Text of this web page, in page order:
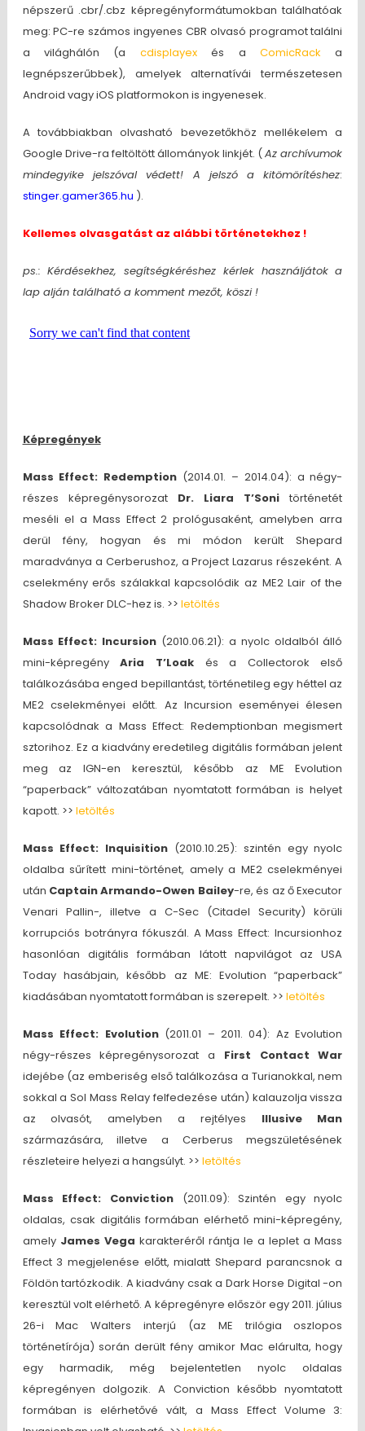
népszerű .cbr/.cbz képregényformátumokban találhatóak
meg: PC-re számos ingyenes CBR olvasó programot találni
a világhálón (a cdisplayexés aComicRack a
legnépszerűbbek), amelyek alternatívái természetesen
Android vagy iOS platformokon is ingyenesek.
A továbbiakban olvasható bevezetőkhöz mellékelem a
Google Drive-ra feltöltött állományok linkjét. (Az archívumok
mindegyike jelszóval védett! A jelszó a kitömörítéshez:
stinger.gamer365.hu ).
Kellemes olvasgatást az alábbi történetekhez !
ps.: Kérdésekhez, segítségkéréshez kérlek használjátok a
lap alján található a komment mezőt, köszi !
Képregények
Mass Effect: Redemption (2014.01. – 2014.04): a négy-
részes képregénysorozat Dr. Liara T’Soni történetét
meséli el a Mass Effect 2 prológusaként, amelyben arra
derül fény, hogyan és mi módon került Shepard
maradványa a Cerberushoz, a Project Lazarus részeként. A
cselekmény erős szálakkal kapcsolódik az ME2 Lair of the
Shadow Broker DLC-hez is. >> letöltés
Mass Effect: Incursion (2010.06.21): a nyolc oldalból álló
mini-képregényAria T’Loakés a Collectorok első
találkozásába enged bepillantást, történetileg egy héttel az
ME2 cselekményei előtt. Az Incursion eseményei élesen
kapcsolódnak a Mass Effect: Redemptionban megismert
sztorihoz. Ez a kiadvány eredetileg digitális formában jelent
meg az IGN-en keresztül, később az ME Evolution
“paperback” változatában nyomtatott formában is helyet
kapott. >> letöltés
Mass Effect: Inquisition (2010.10.25): szintén egy nyolc
oldalba sűrített mini-történet, amely a ME2 cselekményei
után Captain Armando-Owen Bailey-re, és az ő Executor
Venari Pallin-, illetve a C-Sec (Citadel Security) körüli
korrupciós botrányra fókuszál. A Mass Effect: Incursionhoz
hasonlóan digitális formában látott napvilágot az USA
Today hasábjain, később az ME: Evolution “paperback”
kiadásában nyomtatott formában is szerepelt. >> letöltés
Mass Effect: Evolution(2011.01 – 2011. 04): Az Evolution
négy-részes képregénysorozat a First Contact War
idejébe (az emberiség első találkozása a Turianokkal, nem
sokkal a Sol Mass Relay felfedezése után) kalauzolja vissza
az olvasót, amelyben a rejtélyes Illusive Man
származására, illetve a Cerberus megszületésének
részleteire helyezi a hangsúlyt. >> letöltés
Mass Effect: Conviction(2011.09): Szintén egy nyolc
oldalas, csak digitális formában elérhető mini-képregény,
amely James Vega karakteréről rántja le a leplet a Mass
Effect 3 megjelenése előtt, mialatt Shepard parancsnok a
Földön tartózkodik. A kiadvány csak a Dark Horse Digital -on
keresztül volt elérhető. A képregényre először egy 2011. július
26-i Mac Walters interjú (az ME trilógia oszlopos
történetírója) során derült fény amikor Mac elárulta, hogy
egy harmadik, még bejelentetlen nyolc oldalas
képregényen dolgozik. A Conviction később nyomtatott
formában is elérhetővé vált, a Mass Effect Volume 3: